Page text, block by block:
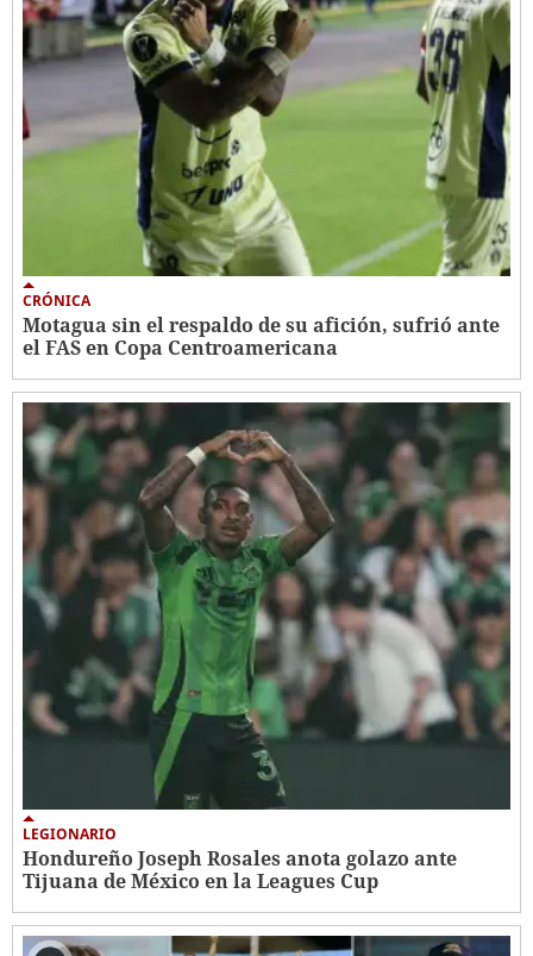
CRÓNICA
Motagua sin el respaldo de su afición, sufrió ante
el FAS en Copa Centroamericana
LEGIONARIO
Hondureño Joseph Rosales anota golazo ante
Tijuana de México en la Leagues Cup